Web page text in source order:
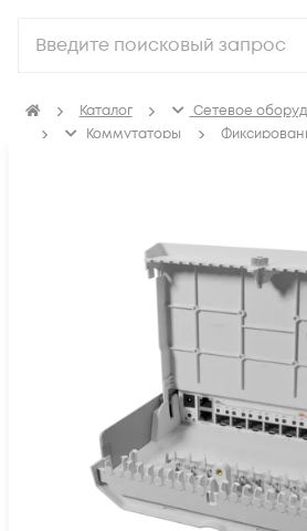
Каталог
Сетевое
Коммутаторы